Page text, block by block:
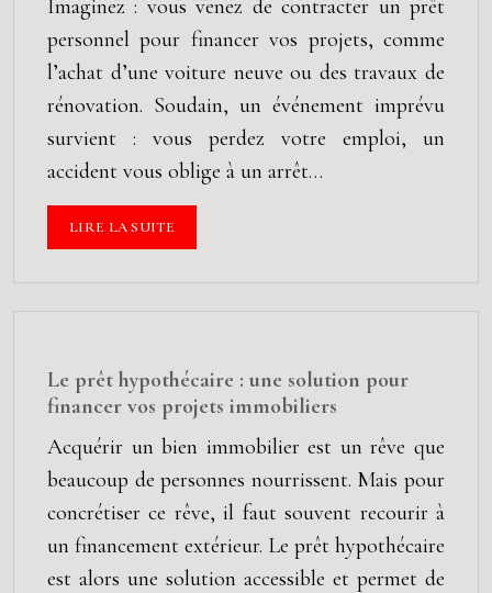
Imaginez : vous venez de contracter un prêt
personnel pour financer vos projets, comme
l’achat d’une voiture neuve ou des travaux de
rénovation. Soudain, un événement imprévu
survient : vous perdez votre emploi, un
accident vous oblige à un arrêt…
LIRE LA SUITE
Le prêt hypothécaire : une solution pour
financer vos projets immobiliers
Acquérir un bien immobilier est un rêve que
beaucoup de personnes nourrissent. Mais pour
concrétiser ce rêve, il faut souvent recourir à
un financement extérieur. Le prêt hypothécaire
est alors une solution accessible et permet de